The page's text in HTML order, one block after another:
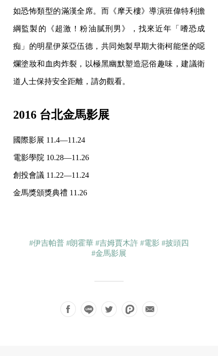
如恐怖類型的滿漢全席。而《摩天樓》導演班偉特利擔
綱監製的《超激！粉油膩刑男》，找來近年「嗜恐成
痴」的明星伊萊亞伍德，共同炮製早期大衛柯能堡的噁
爛塗妝和血肉炸裂，以極黑幽默塑造惡俗趣味，建議衛
道人士保持安全距離，請勿觀看。
2016 台北金馬影展
國際影展 11.4—11.24
電影學院 10.28—11.26
創投會議 11.22—11.24
金馬獎頒獎典禮 11.26
#伊吉帕普 #朗霍華 #吉姆賈木許 #電影 #披頭四
#金馬影展